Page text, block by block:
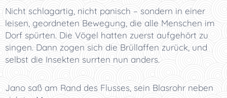
Nicht schlagartig, nicht panisch – sondern in einer
leisen, geordneten Bewegung, die alle Menschen im
Dorf spürten. Die Vögel hatten zuerst aufgehört zu
singen. Dann zogen sich die Brüllaffen zurück, und
selbst die Insekten surrten nun anders.
Jano saß am Rand des Flusses, sein Blasrohr neben